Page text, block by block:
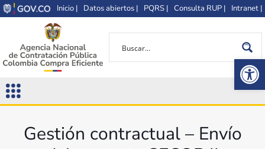
Inicio | Datos abiertos | PQRS | Consulta RUP | Intranet |
Gestión contractual – Envío